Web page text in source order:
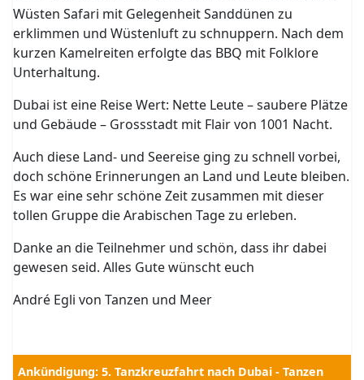
Wüsten Safari mit Gelegenheit Sanddünen zu
erklimmen und Wüstenluft zu schnuppern. Nach dem
kurzen Kamelreiten erfolgte das BBQ mit Folklore
Unterhaltung.
Dubai ist eine Reise Wert: Nette Leute – saubere Plätze
und Gebäude – Grossstadt mit Flair von 1001 Nacht.
Auch diese Land- und Seereise ging zu schnell vorbei,
doch schöne Erinnerungen an Land und Leute bleiben.
Es war eine sehr schöne Zeit zusammen mit dieser
tollen Gruppe die Arabischen Tage zu erleben.
Danke an die Teilnehmer und schön, dass ihr dabei
gewesen seid. Alles Gute wünscht euch
André Egli von Tanzen und Meer
Ankündigung: 5. Tanzkreuzfahrt nach Dubai - Tanzen